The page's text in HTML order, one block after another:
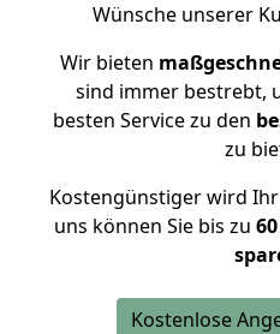
Wünsche unserer
Wir bieten
sind immer bestrebt,
besten Service zu den
zu
Kostengünstiger wird
uns können Sie bis zu
Kostenlose